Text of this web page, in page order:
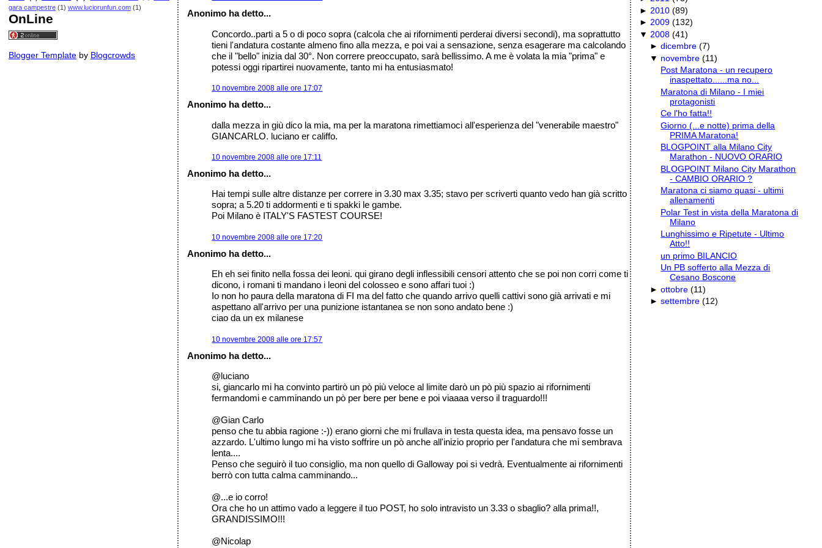
gara campestre (1) www.luciorunfun.com (1)
OnLine
Blogger Template by Blogcrowds
Anonimo ha detto...
Concordo..parti a 5 o di poco sopra (calcola che ai rifornimenti perderai diversi secondi), ma soprattutto
tieni l'andatura costante almeno fino alla mezza, e poi vai a sensazione, senza esagerare ma calcolando
che il "bello" inizia dal 30°. Non correre preoccupato, sarà bellissimo. A me è volata la mia "prima" e
potessi oggi ripartirei nuovamente, tanto mi ha entusiasmato!
10 novembre 2008 alle ore 17:07
Anonimo ha detto...
dalla mezza in giù dico la mia, ma per la maratona rimettiamoci all'esperienza del "venerabile maestro"
GIANCARLO. luciano er califfo.
10 novembre 2008 alle ore 17:11
Anonimo ha detto...
Hai tempi sulle altre distanze per correre in 3.30 max 3.35; stavo per scriverti quanto vedo han già scritto
sopra; a 5.20 ti addormenti e ti spakki le gambe.
Poi Milano è ITALY'S FASTEST COURSE!
10 novembre 2008 alle ore 17:20
Anonimo ha detto...
Eh eh sei finito nella fossa dei leoni. qui girano degli inflessibili censori attento che se poi non corri come ti
dicono, i romani ti mandano i leoni del colosseo e sono affari tuoi :)
Io non ho paura della maratona di FI ma del fatto che quando arrivo quelli cattivi sono già arrivati e mi
aspettano all'arrivo per una punizione istantanea se non sono andato bene :)
ciao da un ex milanese
10 novembre 2008 alle ore 17:57
Anonimo ha detto...
@luciano
si, giancarlo mi ha convinto partirò un pò più veloce al limite darò un pò più spazio ai rifornimenti
fermandomi e camminando un pò per bere per bene e poi viaaaa verso il traguardo!!!
@Gian Carlo
penso che tu abbia ragione :-)) erano giorni che mi frullava in testa questa idea, ma pensavo fosse un
azzardo. L'ultimo lungo mi ha visto soffrire un pò anche all'inizio proprio per l'andatura che mi sembrava
lenta....
Penso che seguirò il tuo consiglio, ma non quello di Galloway poi si vedrà. Eventualmente ai rifornimenti
berrò con tutta calma camminando...
@...e io corro!
Ora che ho un attimo vado a leggere il tuo POST, ho solo intravisto un 3.33 o sbaglio? alla prima!!,
GRANDISSIMO!!!
@Nicolap
► 2010 (89)
►2009 (132)
▼ 2008 (41)
►dicembre (7)
▼ novembre (11)
Post Maratona - un recupero
inaspettato......ma no...
Maratona di Milano - I miei
protagonisti
Ce l'ho fatta!!
Giorno (...e notte) prima della
PRIMA Maratona!
BLOGPOINT alla Milano City
Marathon - NUOVO ORARIO
BLOGPOINT Milano City Marathon
- CAMBIO ORARIO ?
Maratona ci siamo quasi - ultimi
allenamenti
Polar Test in vista della Maratona di
Milano
Lunghissimo e Ripetute - Ultimo
Atto!!
un primo BILANCIO
Un PB sofferto alla Mezza di
Cesano Boscone
►ottobre (11)
►settembre (12)